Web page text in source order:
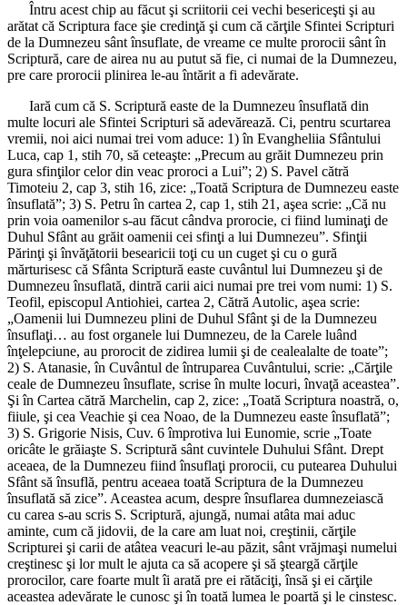
Întru acest chip au făcut şi scriitorii cei vechi besericeşti şi au
arătat că Scriptura face şie credinţă şi cum că cărţile Sfintei Scripturi
de la Dumnezeu sânt însuflate, de vreame ce multe prorocii sânt în
Scriptură, care de airea nu au putut să fie, ci numai de la Dumnezeu,
pre care prorocii plinirea le-au întărit a fi adevărate.
Iară cum că S. Scriptură easte de la Dumnezeu însuflată din
multe locuri ale Sfintei Scripturi să adevărează. Ci, pentru scurtarea
vremii, noi aici numai trei vom aduce: 1) în Evangheliia Sfântului
Luca, cap 1, stih 70, să ceteaşte: „Precum au grăit Dumnezeu prin
gura sfinţilor celor din veac proroci a Lui”; 2) S. Pavel cătră
Timoteiu 2, cap 3, stih 16, zice: „Toată Scriptura de Dumnezeu easte
însuflată”; 3) S. Petru în cartea 2, cap 1, stih 21, aşea scrie: „Că nu
prin voia oamenilor s-au făcut cândva prorocie, ci fiind luminaţi de
Duhul Sfânt au grăit oamenii cei sfinţi a lui Dumnezeu”. Sfinţii
Părinţi şi învăţătorii besearicii toţi cu un cuget şi cu o gură
mărturisesc că Sfânta Scriptură easte cuvântul lui Dumnezeu şi de
Dumnezeu însuflată, dintră carii aici numai pre trei vom numi: 1) S.
Teofil, episcopul Antiohiei, cartea 2, Cătră Autolic, aşea scrie:
„Oamenii lui Dumnezeu plini de Duhul Sfânt şi de la Dumnezeu
însuflaţi… au fost organele lui Dumnezeu, de la Carele luând
înţelepciune, au prorocit de zidirea lumii şi de cealealalte de toate”;
2) S. Atanasie, în Cuvântul de întruparea Cuvântului, scrie: „Cărţile
ceale de Dumnezeu însuflate, scrise în multe locuri, învaţă aceastea”.
Şi în Cartea cătră Marchelin, cap 2, zice: „Toată Scriptura noastră, o,
fiiule, şi cea Veachie şi cea Noao, de la Dumnezeu easte însuflată”;
3) S. Grigorie Nisis, Cuv. 6 împrotiva lui Eunomie, scrie „Toate
oricâte le grăiaşte S. Scriptură sânt cuvintele Duhului Sfânt. Drept
aceaea, de la Dumnezeu fiind însuflaţi prorocii, cu putearea Duhului
Sfânt să însuflă, pentru aceaea toată Scriptura de la Dumnezeu
însuflată să zice”. Aceastea acum, despre însuflarea dumnezeiască
cu carea s-au scris S. Scriptură, ajungă, numai atâta mai aduc
aminte, cum că jidovii, de la care am luat noi, creştinii, cărţile
Scripturei şi carii de atâtea veacuri le-au păzit, sânt vrăjmaşi numelui
creştinesc şi lor mult le ajuta ca să acopere şi să şteargă cărţile
prorocilor, care foarte mult îi arată pre ei rătăciţi, însă şi ei cărţile
aceastea adevărate le cunosc şi în toată lumea le poartă şi le cinstesc.